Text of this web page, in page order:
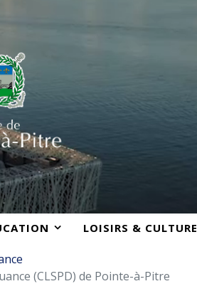
LOISIRS & CULTURE
(CLSPD) de Pointe-à-Pitre